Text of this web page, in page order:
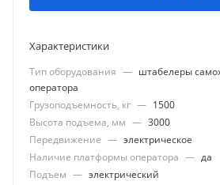
Характеристики
Тип оборудования — штабелеры
оператора
Грузоподъемность, кг — 1500
Высота подъема, мм — 3000
Передвижение — электрическое
Наличие платформы оператора — да
Подъем — электрический